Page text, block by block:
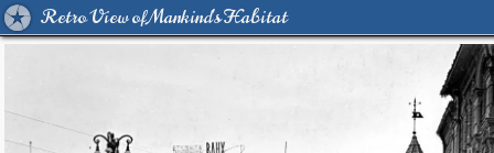
Retro View of Mankind's Habitat